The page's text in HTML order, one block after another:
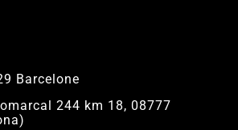
Barcelone
244 km 18, 08777